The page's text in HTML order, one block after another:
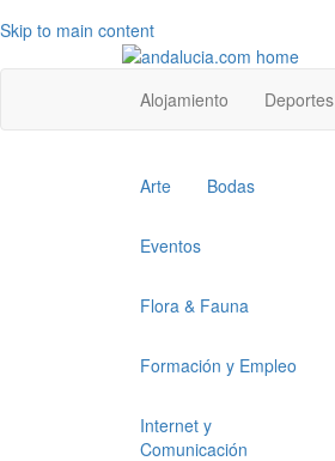
Skip to main content
Top
level
menu
Alojamiento Deportes
Top
menu
Arte Bodas
Eventos
Flora & Fauna
Formación y Empleo
Internet y
Comunicación